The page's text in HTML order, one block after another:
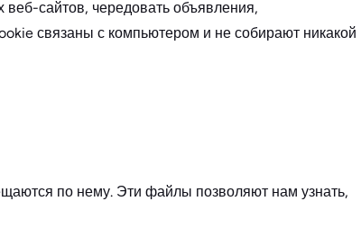
сайтов, чередовать объявления,
связаны с компьютером и не собирают никакой
по нему. Эти файлы позволяют нам узнать,